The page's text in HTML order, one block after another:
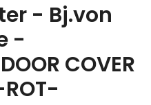
- Bj.von
-
COVER
ROT-